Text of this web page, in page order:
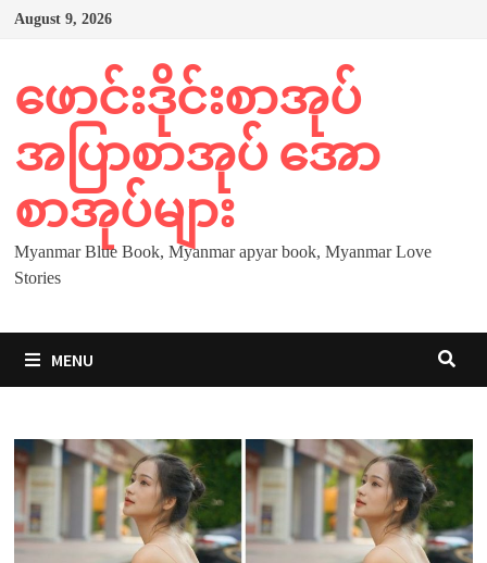
Skip
August 9, 2026
ဖောင်းဒိုင်းစာအုပ်
အပြာစာအုပ် အော
စာအုပ်များ
Myanmar Blue Book, Myanmar apyar book, Myanmar Love
Stories
MENU